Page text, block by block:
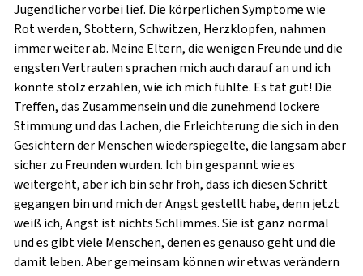
Jugendlicher vorbei lief. Die körperlichen Symptome wie
Rot werden, Stottern, Schwitzen, Herzklopfen, nahmen
immer weiter ab. Meine Eltern, die wenigen Freunde und die
engsten Vertrauten sprachen mich auch darauf an und ich
konnte stolz erzählen, wie ich mich fühlte. Es tat gut! Die
Treffen, das Zusammensein und die zunehmend lockere
Stimmung und das Lachen, die Erleichterung die sich in den
Gesichtern der Menschen wiederspiegelte, die langsam aber
sicher zu Freunden wurden. Ich bin gespannt wie es
weitergeht, aber ich bin sehr froh, dass ich diesen Schritt
gegangen bin und mich der Angst gestellt habe, denn jetzt
weiß ich, Angst ist nichts Schlimmes. Sie ist ganz normal
und es gibt viele Menschen, denen es genauso geht und die
damit leben. Aber gemeinsam können wir etwas verändern